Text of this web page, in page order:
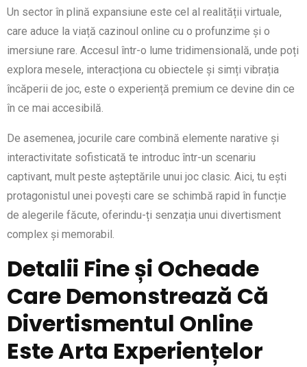
Un sector în plină expansiune este cel al realității virtuale,
care aduce la viață cazinoul online cu o profunzime și o
imersiune rare. Accesul într-o lume tridimensională, unde poți
explora mesele, interacționa cu obiectele și simți vibrația
încăperii de joc, este o experiență premium ce devine din ce
în ce mai accesibilă.
De asemenea, jocurile care combină elemente narative și
interactivitate sofisticată te introduc într-un scenariu
captivant, mult peste așteptările unui joc clasic. Aici, tu ești
protagonistul unei povești care se schimbă rapid în funcție
de alegerile făcute, oferindu-ți senzația unui divertisment
complex și memorabil.
Detalii Fine și Ocheade
Care Demonstrează Că
Divertismentul Online
Este Arta Experiențelor